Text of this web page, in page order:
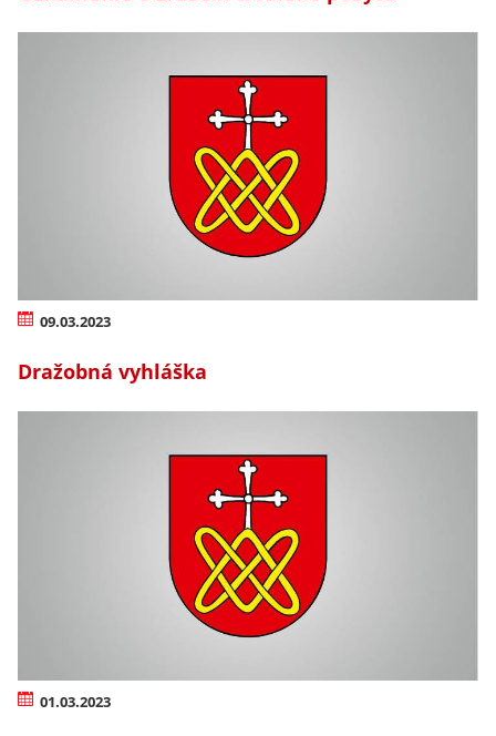
09.03.2023
Dražobná vyhláška
01.03.2023